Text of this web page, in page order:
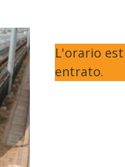
L'orario
entrato.